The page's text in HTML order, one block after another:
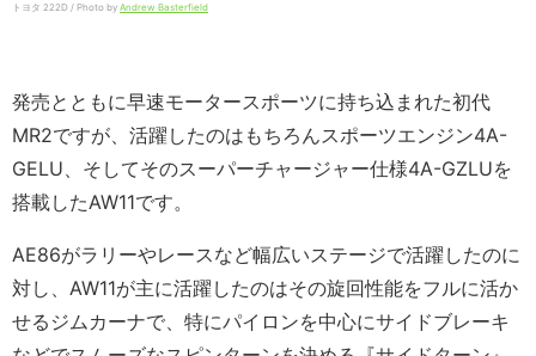
トヨタ 222D / Photo by Andrew Basterfield
発売とともに早速モータースポーツに持ち込まれた初代
MR2ですが、活躍したのはもちろんスポーツエンジン4A-
GELU、そしてそのスーパーチャージャー仕様4A-GZLUを
搭載したAW11です。
AE86がラリーやレースなど幅広いステージで活躍したのに
対し、AW11が主に活躍したのはその旋回性能をフルに活か
せるジムカーナで、特にパイロンを中心にサイドブレーキ